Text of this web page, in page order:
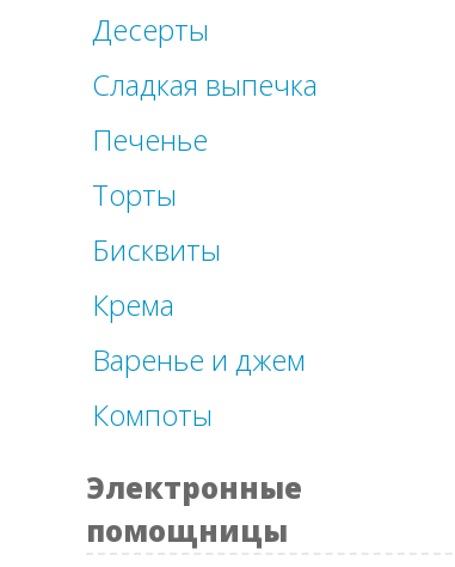
Десерты
Сладкая выпечка
Печенье
Торты
Бисквиты
Крема
Варенье и джем
Компоты
Электронные
помощницы